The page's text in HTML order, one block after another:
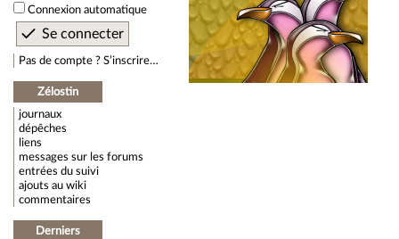
Connexion automatique
Pas de compte ? S’inscrire…
Zélostin
journaux
dépêches
liens
messages sur les forums
entrées du suivi
ajouts au wiki
commentaires
Derniers